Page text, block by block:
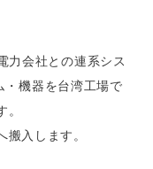
力会社との連系シス
機器を台湾工場で
入します。